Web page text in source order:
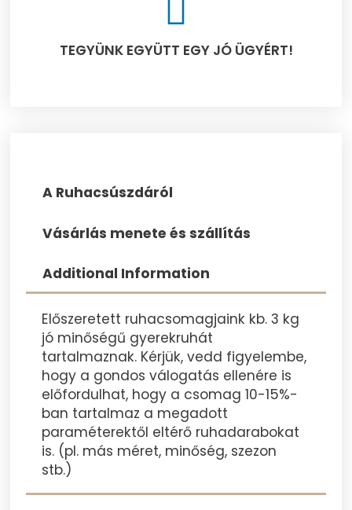
TEGYÜNK EGYÜTT EGY JÓ ÜGYÉRT!​
A Ruhacsúszdáról
Vásárlás menete és szállítás
Additional Information
Előszeretett ruhacsomagjaink kb. 3 kg
jó minőségű gyerekruhát
tartalmaznak. Kérjük, vedd figyelembe,
hogy a gondos válogatás ellenére is
előfordulhat, hogy a csomag 10-15%-
ban tartalmaz a megadott
paraméterektől eltérő ruhadarabokat
is. (pl. más méret, minőség, szezon
stb.)